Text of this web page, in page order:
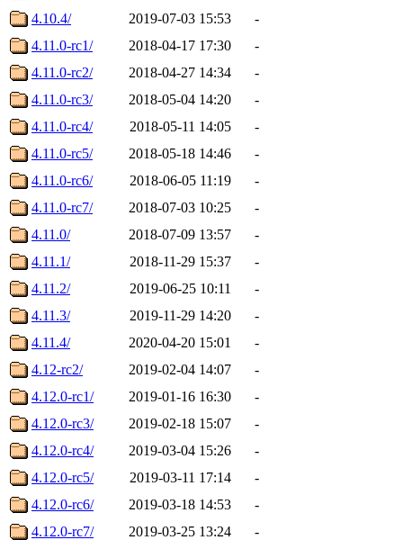
4.10.4/
2019-07-03 15:53
-
4.11.0-rc1/
2018-04-17 17:30
-
4.11.0-rc2/
2018-04-27 14:34
-
4.11.0-rc3/
2018-05-04 14:20
-
4.11.0-rc4/
2018-05-11 14:05
-
4.11.0-rc5/
2018-05-18 14:46
-
4.11.0-rc6/
2018-06-05 11:19
-
4.11.0-rc7/
2018-07-03 10:25
-
4.11.0/
2018-07-09 13:57
-
4.11.1/
2018-11-29 15:37
-
4.11.2/
2019-06-25 10:11
-
4.11.3/
2019-11-29 14:20
-
4.11.4/
2020-04-20 15:01
-
4.12-rc2/
2019-02-04 14:07
-
4.12.0-rc1/
2019-01-16 16:30
-
4.12.0-rc3/
2019-02-18 15:07
-
4.12.0-rc4/
2019-03-04 15:26
-
4.12.0-rc5/
2019-03-11 17:14
-
4.12.0-rc6/
2019-03-18 14:53
-
4.12.0-rc7/
2019-03-25 13:24
-